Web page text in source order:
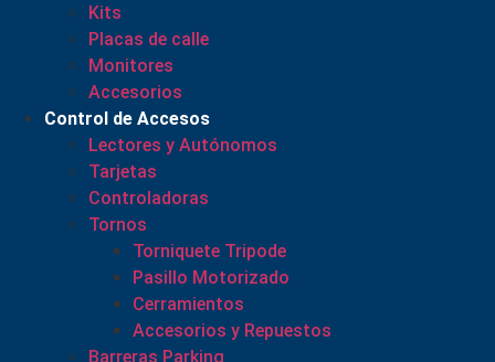
Kits
Placas de calle
Monitores
Accesorios
Control de Accesos
Lectores y Autónomos
Tarjetas
Controladoras
Tornos
Torniquete Tripode
Pasillo Motorizado
Cerramientos
Accesorios y Repuestos
Barreras Parking